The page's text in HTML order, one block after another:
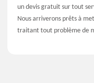
un devis gratuit sur tout
Nous arriverons prêts à
traitant tout problème de